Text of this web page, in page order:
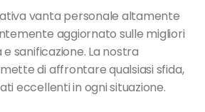
vanta personale altamente
aggiornato sulle migliori
sanificazione. La nostra
di affrontare qualsiasi sfida,
eccellenti in ogni situazione.